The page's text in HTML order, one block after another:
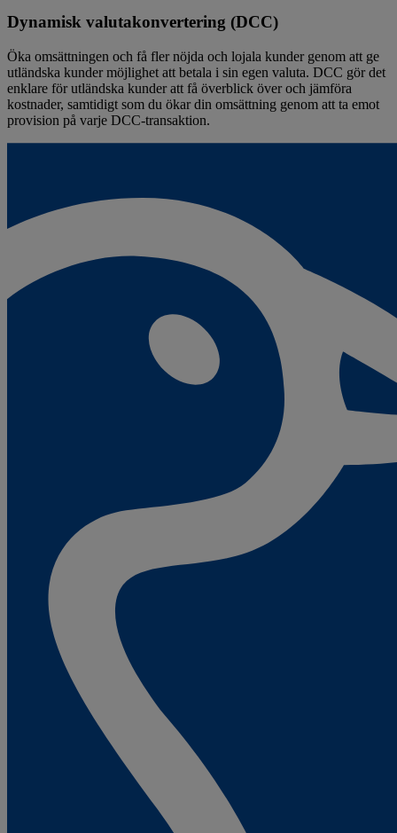
Dynamisk valutakonvertering (DCC)
Öka omsättningen och få fler nöjda och lojala kunder genom att ge
utländska kunder möjlighet att betala i sin egen valuta. DCC gör det
enklare för utländska kunder att få överblick över och jämföra
kostnader, samtidigt som du ökar din omsättning genom att ta emot
provision på varje DCC-transaktion.